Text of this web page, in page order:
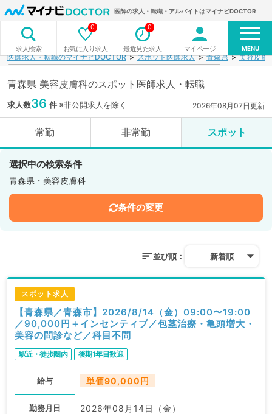
医師の求人・転職・アルバイトはマイナビDOCTOR
求人検索 お気に入り求人
0
最近見た求人
0
マイページ MENU
医師求人・転職のマイナビDOCTOR スポット医師求人 青森県 美容皮膚
青森県 美容皮膚科のスポット医師求人・転職
求人数36 件※非公開求人を除く 2026年08月07日更新
常勤 非常勤 スポット
選択中の検索条件
青森県・美容皮膚科
条件の変更
並び順： 新着順
スポット求人
【青森県／青森市】2026/8/14（金）09:00〜19:00
／90,000円＋インセンティブ／包茎治療・亀頭増大・
美容の問診など／科目不問
駅近・徒歩圏内 後期1年目歓迎
給与 単価90,000円
勤務月日 2026年08月14日（金）